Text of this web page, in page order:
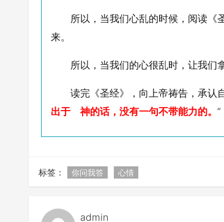
所以，当我们心乱的时候，阅读《
来。
所以，当我们的心很乱时，让我们
读完《圣经》，向上帝祷告，承认
出于 神的话，没有一句不带能力的。 ”
标签： 你问我答 心情
admin